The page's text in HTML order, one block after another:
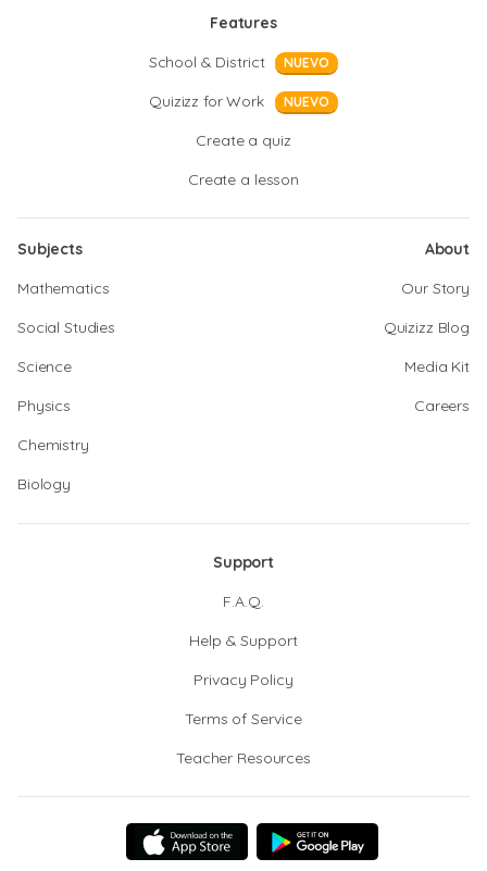
Features
School & District
NUEVO
Quizizz for Work NUEVO
Create a quiz
Create a lesson
Subjects
Mathematics
Social Studies
Science
Physics
Chemistry
Biology
About
Our Story
Quizizz Blog
Media Kit
Careers
Support
F.A.Q.
Help & Support
Privacy Policy
Terms of Service
Teacher Resources